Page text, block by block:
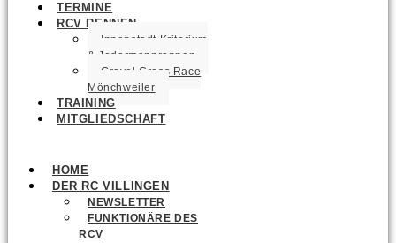
TERMINE
RCV RENNEN
Innenstadt Kriterium
& Jedermannrennen
Gravel Cross Race
Mönchweiler
TRAINING
MITGLIEDSCHAFT
HOME
DER RC VILLINGEN
NEWSLETTER
FUNKTIONÄRE DES
RCV